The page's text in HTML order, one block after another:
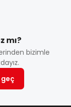
mı?
bizimle